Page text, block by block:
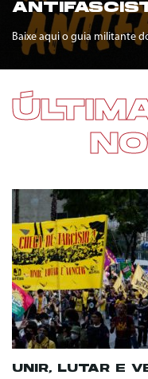
Baixe aqui o guia militante
UNIR, LUTAR E